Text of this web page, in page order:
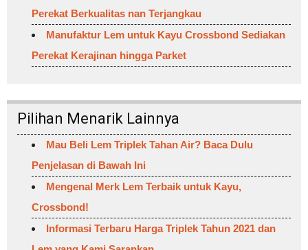
Perekat Berkualitas nan Terjangkau
Manufaktur Lem untuk Kayu Crossbond Sediakan
Perekat Kerajinan hingga Parket
Pilihan Menarik Lainnya
Mau Beli Lem Triplek Tahan Air? Baca Dulu
Penjelasan di Bawah Ini
Mengenal Merk Lem Terbaik untuk Kayu,
Crossbond!
Informasi Terbaru Harga Triplek Tahun 2021 dan